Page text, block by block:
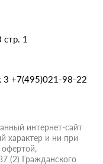
1
3 +7(495)021-98-22
интернет-сайт
характер и ни при
офертой,
(2) Гражданского